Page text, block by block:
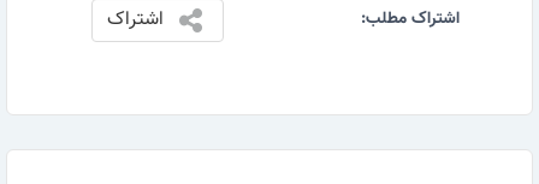
اشتراک مطلب: اشتراک